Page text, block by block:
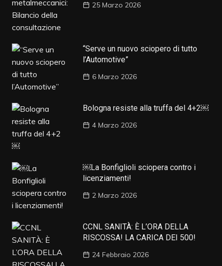
25 Marzo 2026
“Serve un nuovo sciopero di tutto
l’Automotive”
6 Marzo 2026
Bologna resiste alla truffa del 4+2￼
4 Marzo 2026
￼La Bonfiglioli sciopera contro i
licenziamenti!
2 Marzo 2026
CCNL SANITÀ: È L’ORA DELLA
RISCOSSA! LA CARICA DEI 500!
24 Febbraio 2026